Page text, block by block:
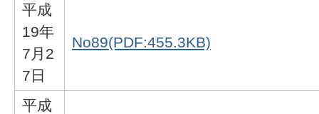
平成
19年
7月2
7日
No89(PDF:455.3KB)
平成